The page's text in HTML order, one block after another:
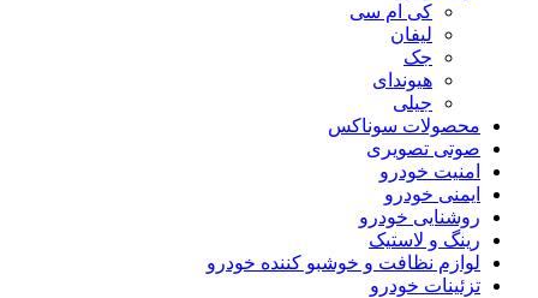
کی ام سی
لیفان
جک
هیوندای
جیلی
محصولات سوناکس
صوتی تصویری
امنیت خودرو
ایمنی خودرو
روشنایی خودرو
رینگ و لاستیک
لوازم نظافت و خوشبو کننده خودرو
تزئینات خودرو